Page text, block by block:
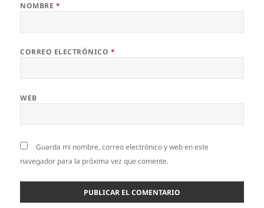
NOMBRE *
CORREO ELECTRÓNICO *
WEB
Guarda mi nombre, correo electrónico y web en este
navegador para la próxima vez que comente.